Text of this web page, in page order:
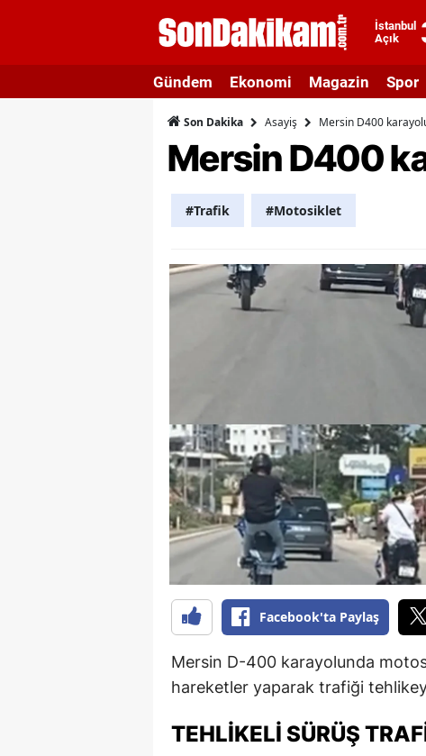
İstanbul
Açık
Ağrı
Bitlis
Bolu
Bursa
Gündem Ekonomi Magazin Spor
Son Dakika Asayiş Mersin D400
Mersin D400
#Trafik #Motosiklet
Facebook'ta Paylaş
Mersin D-400 karayolunda
hareketler yaparak trafiği
TEHLIKELI SÜRÜŞ